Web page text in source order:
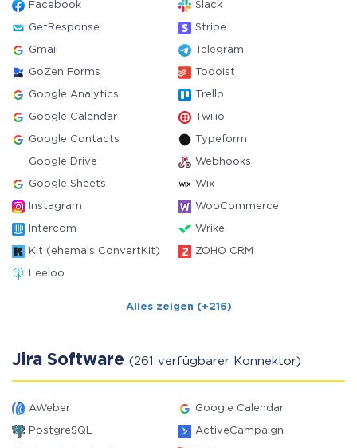
Facebook Slack
GetResponse Stripe
Gmail Telegram
GoZen Forms Todoist
Google Analytics Trello
Google Calendar Twilio
Google Contacts Typeform
Google Drive Webhooks
Google Sheets Wix
Instagram WooCommerce
Intercom Wrike
Kit (ehemals ConvertKit) ZOHO CRM
Leeloo
Alles zeigen (+216)
Jira Software (261 verfügbarer Konnektor)
AWeber Google Calendar
PostgreSQL ActiveCampaign